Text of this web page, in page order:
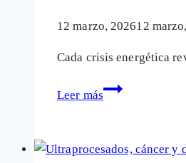
12 marzo, 202612
Cada crisis energética
Leer más
El
rehén